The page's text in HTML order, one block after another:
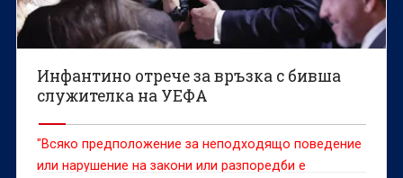
Инфантино отрече за връзка с бивша
служителка на УЕФА
"Всяко предположение за неподходящо поведение
или нарушение на закони или разпоредби е